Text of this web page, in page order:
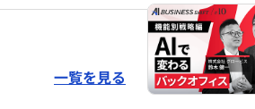
一覧を見る